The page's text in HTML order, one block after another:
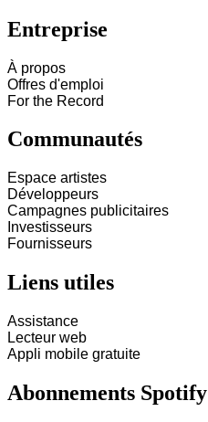
Entreprise
À propos
Offres d'emploi
For the Record
Communautés
Espace artistes
Développeurs
Campagnes publicitaires
Investisseurs
Fournisseurs
Liens utiles
Assistance
Lecteur web
Appli mobile gratuite
Abonnements Spotify